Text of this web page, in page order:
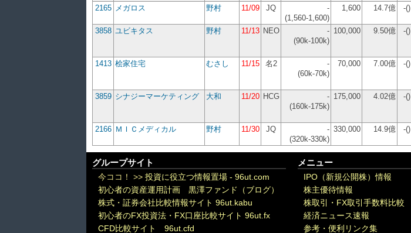
2165
メガロス 野村 11/09 JQ
-
(1,560-1,600)
1,600 14.7億 -()
3858 ユビキタス 野村 11/13 NEO
-
(90k-100k)
100,000 9.50億 -()
1413 桧家住宅 むさし 11/15 名2
-
(60k-70k)
70,000 7.00億 -()
3859 シナジーマーケティング 大和 11/20 HCG
-
(160k-175k)
175,000 4.02億 -()
2166 ＭＩＣメディカル 野村 11/30 JQ
-
(320k-330k)
330,000 14.9億 -()
グループサイト
今ココ！ >> 投資に役立つ情報置場 - 96ut.com
初心者の資産運用計画 黒澤ファンド（ブログ）
株式・証券会社比較情報サイト 96ut.kabu
初心者のFX投資法・FX口座比較サイト 96ut.fx
CFD比較サイト 96ut.cfd
メニュー
IPO（新規公開株）情報
株主優待情報
株取引・FX取引手数料比較
経済ニュース速報
参考・便利リンク集